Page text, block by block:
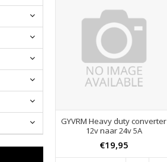
GYVRM Heavy duty converter
12v naar 24v 5A
€19,95